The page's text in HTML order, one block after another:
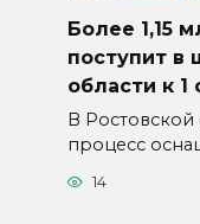
Более 1,15
поступит в
области к 1
В Ростовской
процесс
14